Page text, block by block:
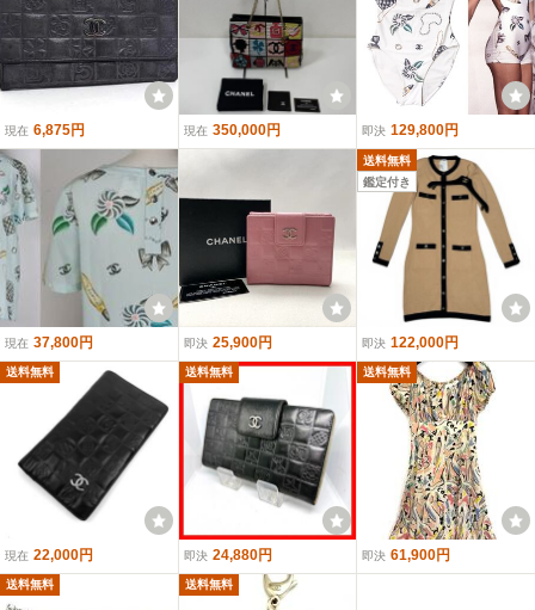
現在 6,875円 現在 350,000円 即決 129,800円
現在 37,800円 即決 25,900円
送料無料
鑑定付き
即決 122,000円
送料無料
現在 22,000円
送料無料
即決 24,880円
送料無料
即決 61,900円
送料無料 送料無料